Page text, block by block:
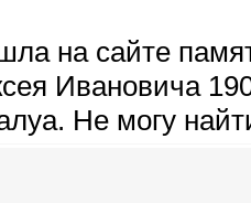
на сайте
Ивановича
Не могу